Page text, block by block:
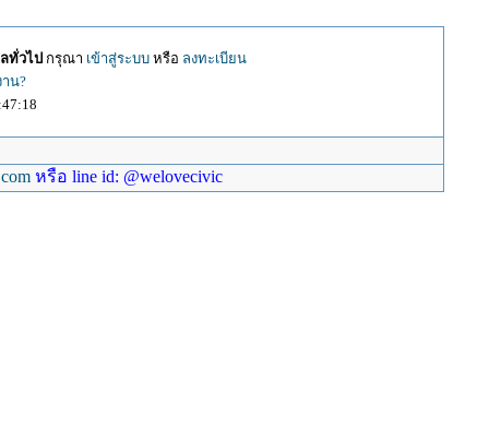
ทั่วไป กรุณา เข้าสู่ระบบหรือ ลงทะเบียน
น?
หรือ line id: @welovecivic